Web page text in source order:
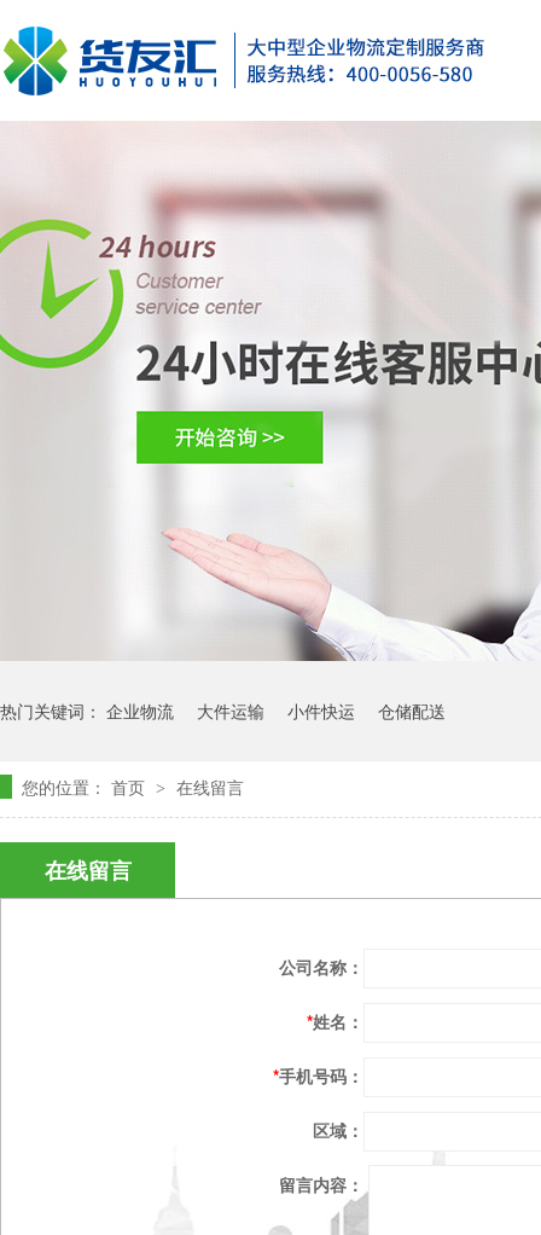
热门关键词： 企业物流 大件运输 小件快运 仓储配送
您的位置： 首页 > 在线留言
在线留言
公司名称：
*姓名：
*手机号码：
区域：
留言内容：